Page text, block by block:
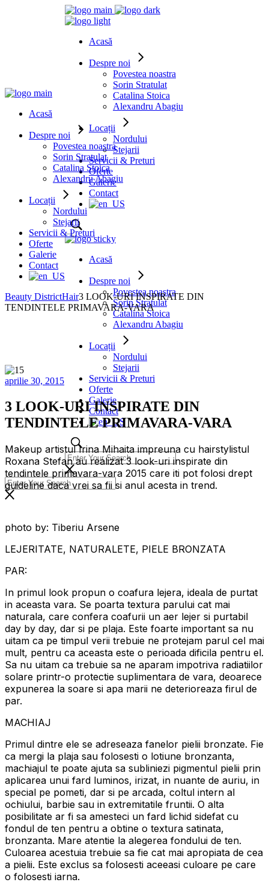
Acasă
Despre noi
Povestea noastra
Sorin Stratulat
Catalina Stoica
Alexandru Abagiu
Locații
Nordului
Stejarii
Servicii & Preturi
Oferte
Galerie
Contact
Acasă
Despre noi
Povestea noastra
Sorin Stratulat
Catalina Stoica
Alexandru Abagiu
Locații
Nordului
Stejarii
Servicii & Preturi
Oferte
Galerie
Contact
Acasă
Despre noi
Povestea noastra
Sorin Stratulat
Catalina Stoica
Alexandru Abagiu
Locații
Nordului
Stejarii
Servicii & Preturi
Oferte
Galerie
Contact
Beauty DistrictHair3 LOOK-URI INSPIRATE DIN
TENDINTELE PRIMAVARA-VARA
aprilie 30, 2015
3 LOOK-URI INSPIRATE DIN
TENDINTELE PRIMAVARA-VARA
Makeup artistul Irina Mihaita impreuna cu hairstylistul
Roxana Stefan au realizat 3 look-uri inspirate din
tendintele primavara-vara 2015 care iti pot folosi drept
guideline daca vrei sa fii si anul acesta in trend.
photo by: Tiberiu Arsene
LEJERITATE, NATURALETE, PIELE BRONZATA
PAR:
In primul look propun o coafura lejera, ideala de purtat
in aceasta vara. Se poarta textura parului cat mai
naturala, care confera coafurii un aer lejer si purtabil
day by day, dar si pe plaja. Este foarte important sa nu
uitam ca pe timpul verii trebuie ne protejam parul cel mai
mult, pentru ca aceasta este o perioada dificila pentru el.
Sa nu uitam ca trebuie sa ne aparam impotriva radiatiilor
solare printr-o protectie suplimentara de vara, deoarece
expunerea la soare si apa marii ne deterioreaza firul de
par.
MACHIAJ
Primul dintre ele se adreseaza fanelor pielii bronzate. Fie
ca mergi la plaja sau folosesti o lotiune bronzanta,
machiajul te poate ajuta sa subliniezi pigmentul pielii prin
aplicarea unui fard luminos, irizat, in nuante de auriu, in
special pe pometi, dar si pe arcada, coltul intern al
ochiului, barbie sau in extremitatile fruntii. O alta
posibilitate ar fi sa amesteci un fard lichid sidefat cu
fondul de ten pentru a obtine o textura satinata,
bronzanta. Mare atentie la alegerea fondului de ten.
Culoarea acestuia trebuie sa fie cat mai apropiata de cea
a pielii. Este exclus sa folosesti aceeasi culoare pe care
o folosesti iarna.